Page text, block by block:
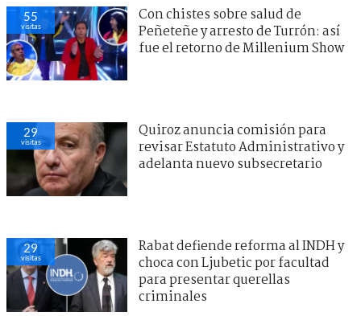
55
visitas
Con chistes sobre salud de
Peñeteñe y arresto de Turrón: así
fue el retorno de Millenium Show
29
visitas
Quiroz anuncia comisión para
revisar Estatuto Administrativo y
adelanta nuevo subsecretario
29
visitas
Rabat defiende reforma al INDH y
choca con Ljubetic por facultad
para presentar querellas
criminales